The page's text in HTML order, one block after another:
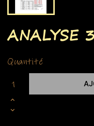
ANALYSE
Quantité